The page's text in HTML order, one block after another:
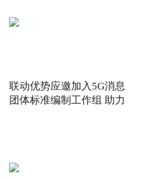
联动优势应邀加入5G消息
团体标准编制工作组 助力